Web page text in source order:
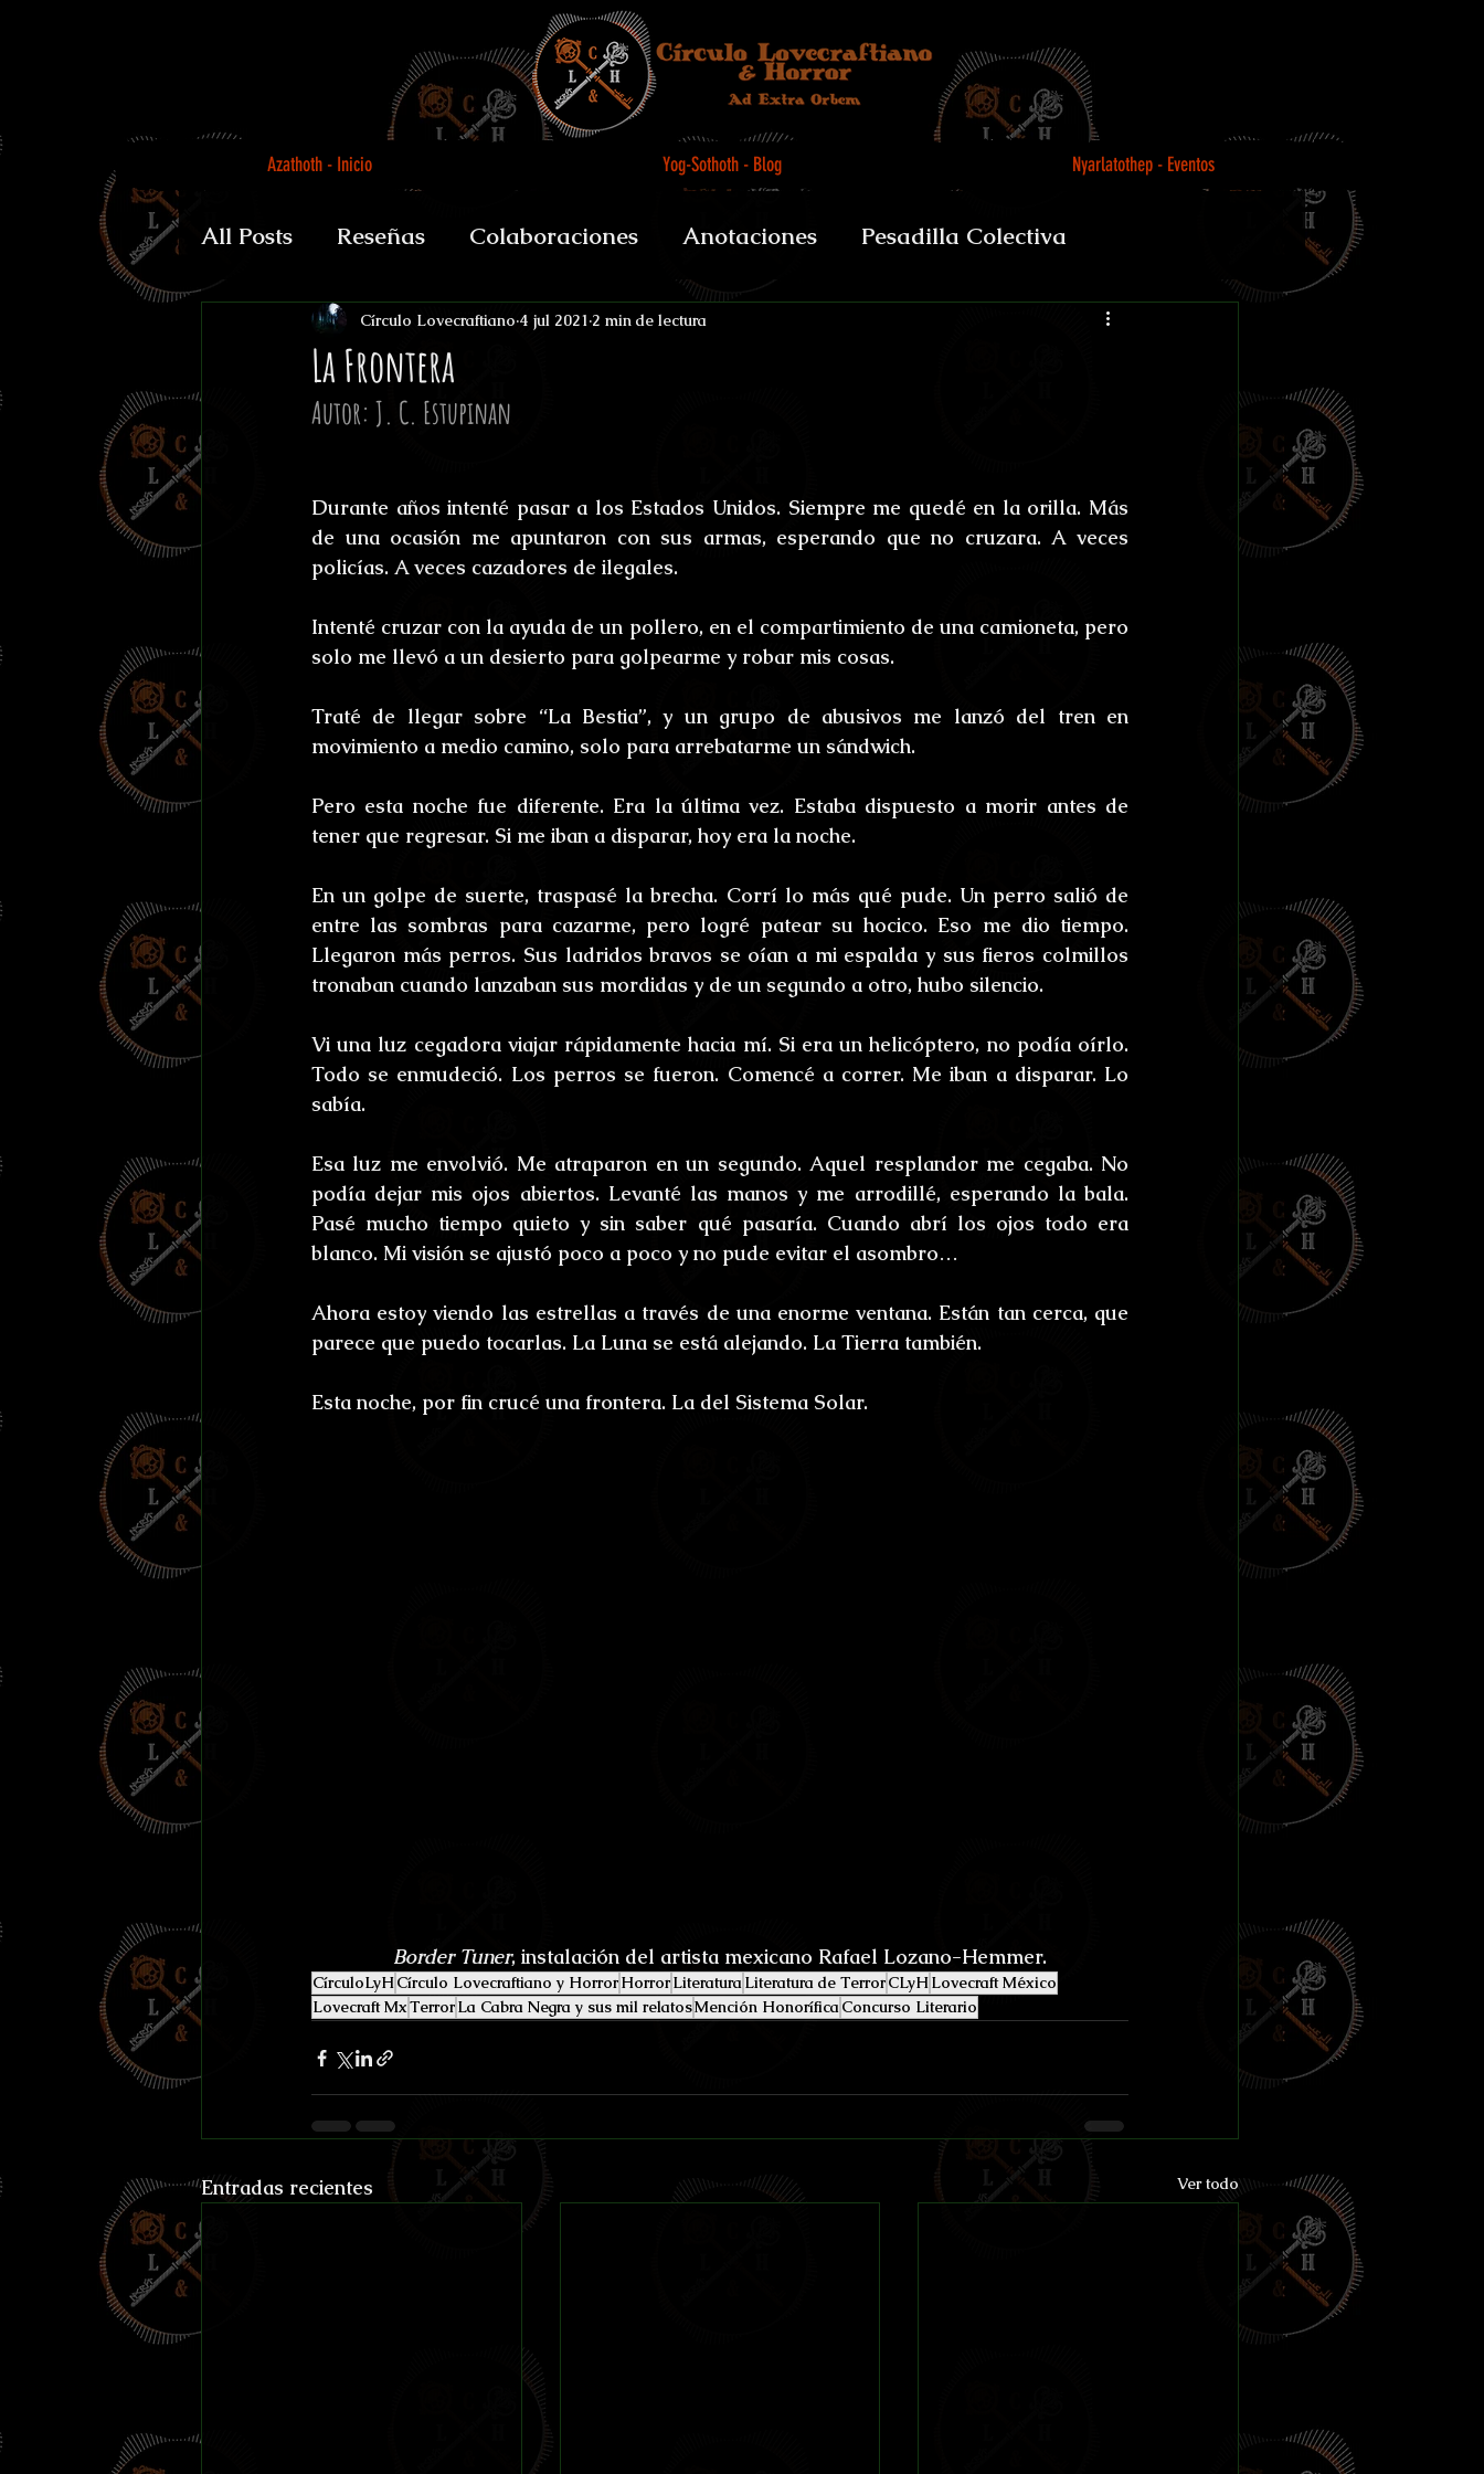
Azathoth - Inicio Yog-Sothoth - Blog Nyarlatothep - Eventos
All Posts Reseñas Colaboraciones Anotaciones Pesadilla Colectiva
Auguratricis, sirenibus et alii Biografías y datos
Gabinete de la Dra. Psychopomps
Efemérides y celebraciones Bestiario del Horror Los últimos días de Anthibitas
Umbrarum hic locus est
Relatos Relatos Ganadores
La Frontera
Círculo Lovecraftiano 4 jul 2021 2 min de lectura
Autor: J. C. Estupinan
Durante años intenté pasar a los Estados Unidos. Siempre me quedé en la orilla. Más
de una ocasión me apuntaron con sus armas, esperando que no cruzara. A veces
policías. A veces cazadores de ilegales.
Intenté cruzar con la ayuda de un pollero, en el compartimiento de una camioneta, pero
solo me llevó a un desierto para golpearme y robar mis cosas.
Traté de llegar sobre “La Bestia”, y un grupo de abusivos me lanzó del tren en
movimiento a medio camino, solo para arrebatarme un sándwich.
Pero esta noche fue diferente. Era la última vez. Estaba dispuesto a morir antes de
tener que regresar. Si me iban a disparar, hoy era la noche.
En un golpe de suerte, traspasé la brecha. Corrí lo más qué pude. Un perro salió de
entre las sombras para cazarme, pero logré patear su hocico. Eso me dio tiempo.
Llegaron más perros. Sus ladridos bravos se oían a mi espalda y sus fieros colmillos
tronaban cuando lanzaban sus mordidas y de un segundo a otro, hubo silencio.
Vi una luz cegadora viajar rápidamente hacia mí. Si era un helicóptero, no podía oírlo.
Todo se enmudeció. Los perros se fueron. Comencé a correr. Me iban a disparar. Lo
sabía.
Esa luz me envolvió. Me atraparon en un segundo. Aquel resplandor me cegaba. No
podía dejar mis ojos abiertos. Levanté las manos y me arrodillé, esperando la bala.
Pasé mucho tiempo quieto y sin saber qué pasaría. Cuando abrí los ojos todo era
blanco. Mi visión se ajustó poco a poco y no pude evitar el asombro…
Ahora estoy viendo las estrellas a través de una enorme ventana. Están tan cerca, que
parece que puedo tocarlas. La Luna se está alejando. La Tierra también.
Esta noche, por fin crucé una frontera. La del Sistema Solar.
Border Tuner, instalación del artista mexicano Rafael Lozano-Hemmer.
CírculoLyHCírculo Lovecraftiano y HorrorHorrorLiteraturaLiteratura de TerrorCLyHLovecraft México
Lovecraft MxTerrorLa Cabra Negra y sus mil relatosMención HonoríficaConcurso Literario
Entradas recientes Ver todo